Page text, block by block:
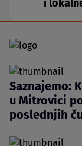
i
Saznajemo:
u Mitrovici
poslednjih